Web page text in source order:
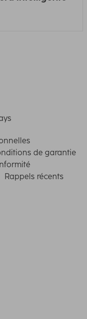
de garantie
Rappels récents